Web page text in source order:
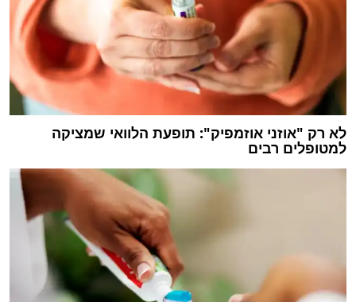
לא רק "אוזני אוזמפיק": תופעת הלוואי שמציקה
למטופלים רבים